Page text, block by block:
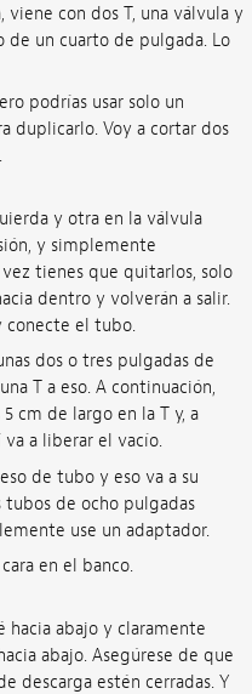
viene con dos T, una válvula y
un cuarto de pulgada. Lo
podrías usar solo un
duplicarlo. Voy a cortar dos
y otra en la válvula
y simplemente
tienes que quitarlos, solo
dentro y volverán a salir.
conecte el tubo.
dos o tres pulgadas de
T a eso. A continuación,
cm de largo en la T y, a
a liberar el vacío.
de tubo y eso va a su
de ocho pulgadas
use un adaptador.
en el banco.
hacia abajo y claramente
abajo. Asegúrese de que
descarga estén cerradas. Y